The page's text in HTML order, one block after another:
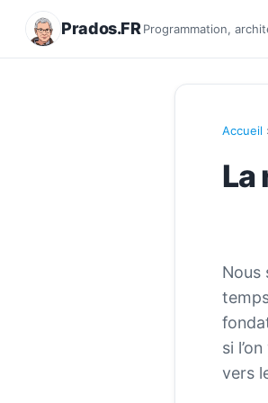
Prados.FR Programmation,
Accueil
La
Nous
si
vers